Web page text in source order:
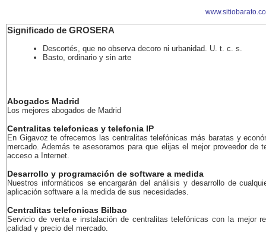
Significado de GROSERA
Descortés, que no observa decoro ni urbanidad. U. t. c. s.
Basto, ordinario y sin arte
Abogados Madrid
Los mejores abogados de Madrid
Centralitas telefonicas y telefonia IP
En Gigavoz te ofrecemos las centralitas telefónicas más baratas y
mercado. Además te asesoramos para que elijas el mejor proveedor de
acceso a Internet.
Desarrollo y programación de software a medida
Nuestros informáticos se encargarán del análisis y desarrollo de
aplicación software a la medida de sus necesidades.
Centralitas telefonicas Bilbao
Servicio de venta e instalación de centralitas telefónicas con la mejor
calidad y precio del mercado.